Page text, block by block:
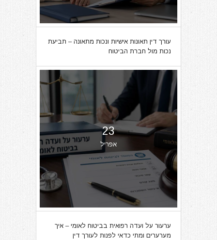
עורך דין תאונות אישיות ונכות מתאונה – תביעת
נכות מול חברת הביטוח
23
אפריל
ערעור על ועדה רפואית בביטוח לאומי – איך
מערערים ומתי כדאי לפנות לעורך דין